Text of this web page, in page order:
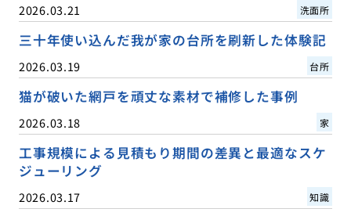
2026.03.21 洗面所
三十年使い込んだ我が家の台所を刷新した体験記
2026.03.19 台所
猫が破いた網戸を頑丈な素材で補修した事例
2026.03.18 家
工事規模による見積もり期間の差異と最適なスケ
ジューリング
2026.03.17 知識